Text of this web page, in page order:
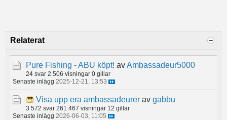
Relaterat
Pure Fishing - ABU köpt! avAmbassadeur5000
24 svar 2 506 visningar 0 gillar
Senaste inlägg 2025-12-21, 13:53
Visa upp era ambassadeurer av gabbu
3 572 svar 261 467 visningar 12 gillar
Senaste inlägg 2026-06-03, 11:05